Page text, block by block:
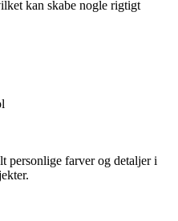
kan skabe nogle rigtigt
personlige farver og detaljer i